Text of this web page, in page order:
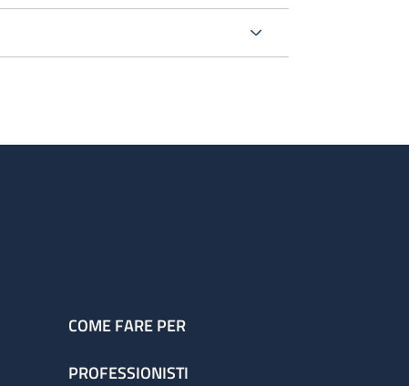
COME FARE PER
PROFESSIONISTI